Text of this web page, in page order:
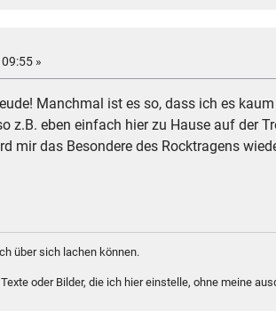
»
Manchmal ist es so, dass ich es
z.B. eben einfach hier zu Hause auf der
mir das Besondere des Rocktragens
über sich lachen können.
oder Bilder, die ich hier einstelle, ohne meine